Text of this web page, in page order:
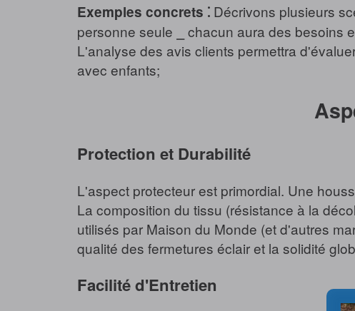
Exemples concrets ⁚Décrivons plusieurs
personne seule ⎯ chacun aura des besoins
L'analyse des avis clients permettra
avec enfants;
Protection et Durabilité
L'aspect protecteur est primordial. Une
La composition du tissu (résistance à la
utilisés par Maison du Monde (et d'autres
qualité des fermetures éclair et la solidité
Facilité d'Entretien